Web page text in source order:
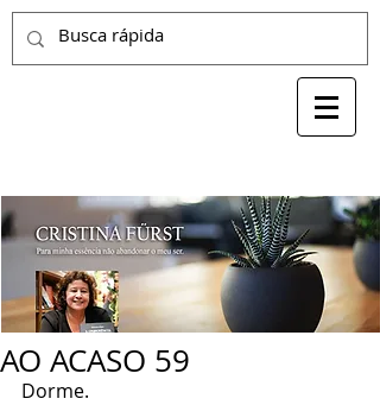
AO ACASO 59
Dorme.